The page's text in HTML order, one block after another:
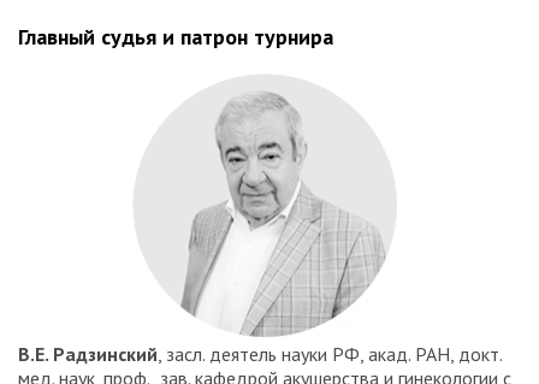
Главный судья и патрон турнира
В.Е. Радзинский , засл. деятель науки РФ, акад. РАН, докт.
мед. наук, проф., зав. кафедрой акушерства и гинекологии с